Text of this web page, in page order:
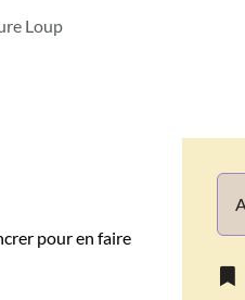
Loup
pour en faire